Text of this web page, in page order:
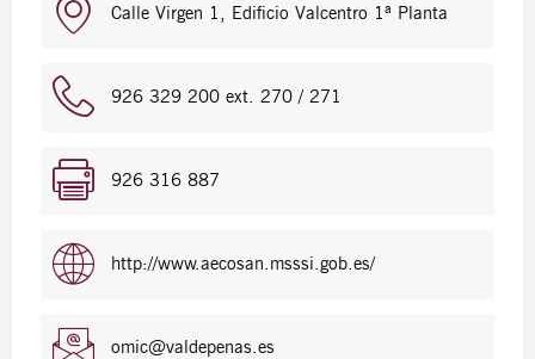
Calle Virgen 1, Edificio Valcentro 1ª Planta
926 329 200 ext. 270 / 271
926 316 887
http://www.aecosan.msssi.gob.es/
omic@valdepenas.es